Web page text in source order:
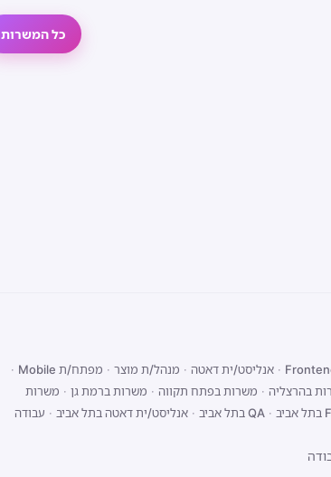
כל המשרות
· אנליסט/ית דאטה · מנהל/ת מוצר · מפתח/ת Mobile
·
בהרצליה · משרות בפתח תקווה · משרות ברמת גן · משרות
· QA בתל אביב · אנליסט/ית דאטה בתל אביב · עבודה